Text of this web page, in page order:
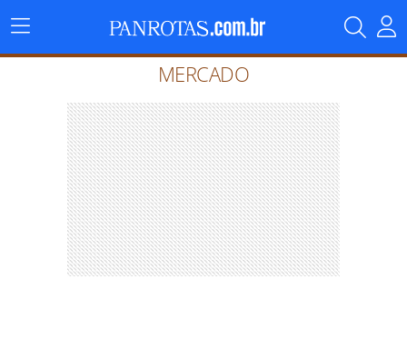
Menu
Principal
MERCADO